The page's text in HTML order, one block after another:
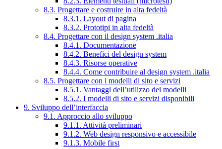
8.3. Progettare e costruire in alta fedeltà
8.3.1. Layout di pagina
8.3.2. Prototipi in alta fedeltà
8.4. Progettare con il design system .italia
8.4.1. Documentazione
8.4.2. Benefici del design system
8.4.3. Risorse operative
8.4.4. Come contribuire al design system .italia
8.5. Progettare con i modelli di sito e servizi
8.5.1. Vantaggi dell’utilizzo dei modelli
8.5.2. I modelli di sito e servizi disponibili
9. Sviluppo dell’interfaccia
9.1. Approccio allo sviluppo
9.1.1. Attività preliminari
9.1.2. Web design responsivo e accessibile
9.1.3. Mobile first